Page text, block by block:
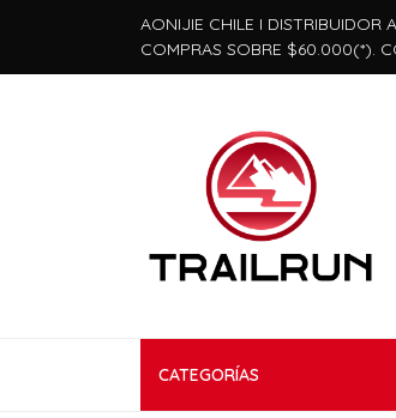
AONIJIE CHILE I DISTRIBUIDOR
COMPRAS SOBRE $60.000(*).
CATEGORÍAS